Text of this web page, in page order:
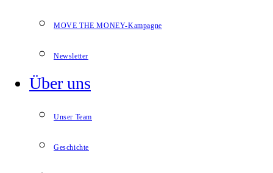
MOVE THE MONEY-Kampagne
Newsletter
Über uns
Unser Team
Geschichte